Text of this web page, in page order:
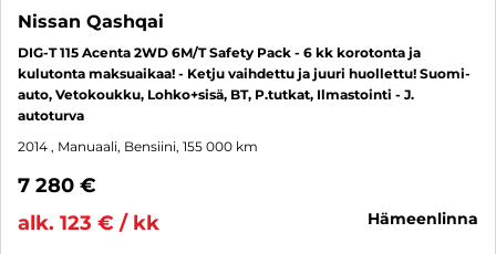
Nissan Qashqai
DIG-T 115 Acenta 2WD 6M/T Safety Pack - 6 kk korotonta ja
kulutonta maksuaikaa! - Ketju vaihdettu ja juuri huollettu! Suomi-
auto, Vetokoukku, Lohko+sisä, BT, P.tutkat, Ilmastointi - J.
autoturva
2014 , Manuaali, Bensiini, 155 000 km
7 280 €
alk. 123 € / kk
hämeenlinna